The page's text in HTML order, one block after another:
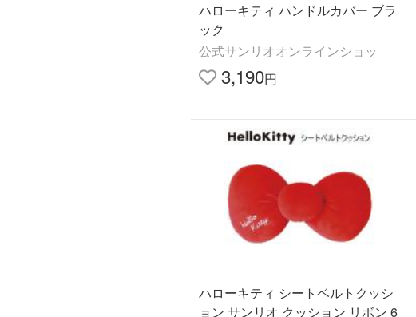
ハローキティ ハンドルカバー ブラ
ック
公式サンリオオンラインショッ
3,190円
ハローキティ シートベルトクッシ
ョン サンリオ クッション リボン 6